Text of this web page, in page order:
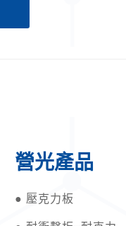
營光產品
● 壓克力板